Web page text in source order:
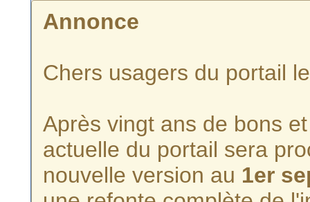
Annonce
Chers usagers du portail
Après vingt ans de bons
actuelle du portail sera
nouvelle version au 1er